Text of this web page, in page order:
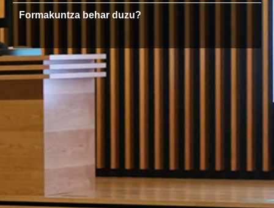
Formakuntza behar duzu?